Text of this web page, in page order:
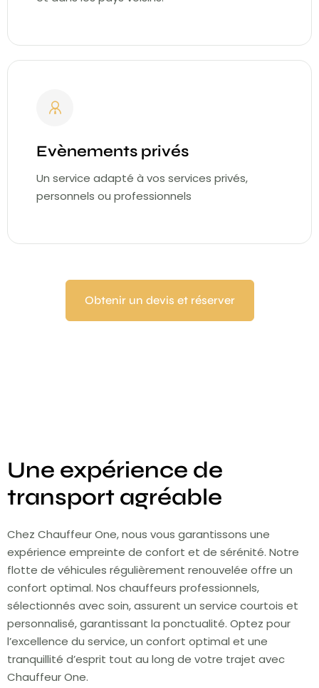
Evènements privés
Un service adapté à vos services privés,
personnels ou professionnels
Obtenir un devis et réserver
Une expérience de
transport agréable
Chez Chauffeur One, nous vous garantissons une
expérience empreinte de confort et de sérénité. Notre
flotte de véhicules régulièrement renouvelée offre un
confort optimal. Nos chauffeurs professionnels,
sélectionnés avec soin, assurent un service courtois et
personnalisé, garantissant la ponctualité. Optez pour
l’excellence du service, un confort optimal et une
tranquillité d’esprit tout au long de votre trajet avec
Chauffeur One.